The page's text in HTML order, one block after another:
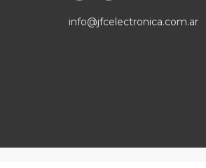
info@jfcelectronica.com.ar